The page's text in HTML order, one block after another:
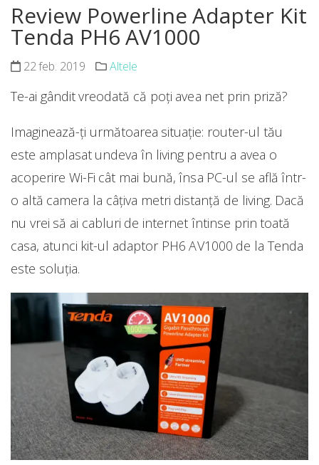
Review Powerline Adapter Kit
Tenda PH6 AV1000
22 feb. 2019 Altele
Te-ai gândit vreodată că poți avea net prin priză?
Imaginează-ți următoarea situație: router-ul tău
este amplasat undeva în living pentru a avea o
acoperire Wi-Fi cât mai bună, însa PC-ul se află într-
o altă camera la câțiva metri distanță de living. Dacă
nu vrei să ai cabluri de internet întinse prin toată
casa, atunci kit-ul adaptor PH6 AV1000 de la Tenda
este soluția.